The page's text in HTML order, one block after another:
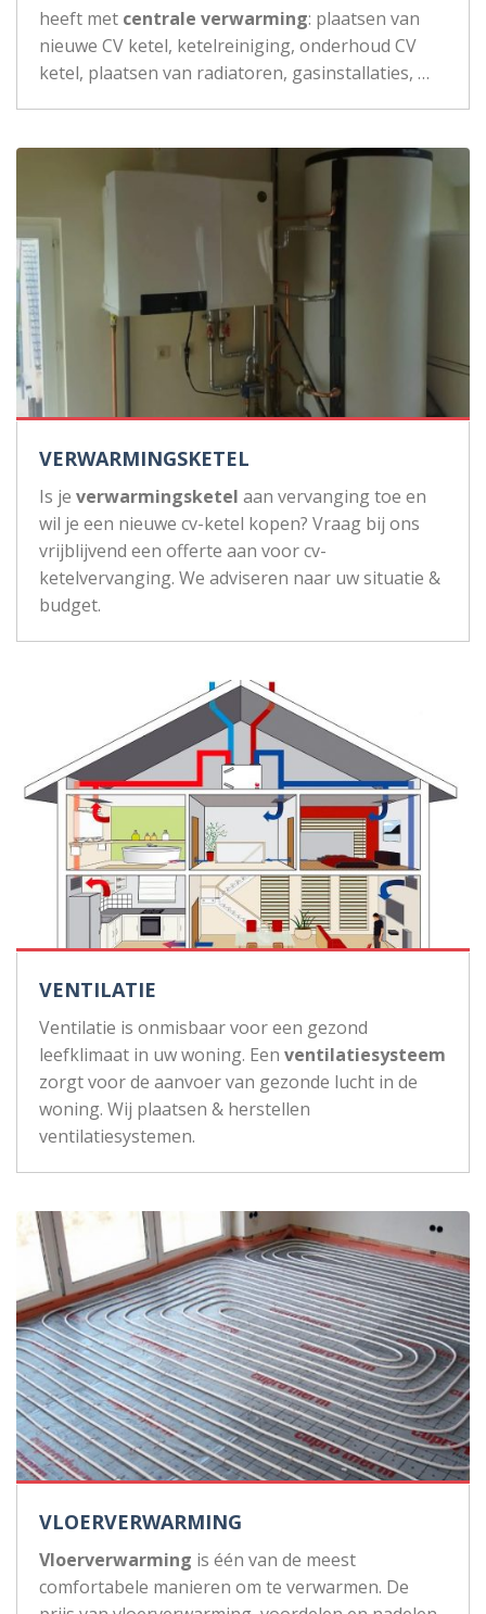
heeft met centrale verwarming: plaatsen van
nieuwe CV ketel, ketelreiniging, onderhoud CV
ketel, plaatsen van radiatoren, gasinstallaties, …
VERWARMINGSKETEL
Is je verwarmingsketel aan vervanging toe en
wil je een nieuwe cv-ketel kopen? Vraag bij ons
vrijblijvend een offerte aan voor cv-
ketelvervanging. We adviseren naar uw situatie &
budget.
VENTILATIE
Ventilatie is onmisbaar voor een gezond
leefklimaat in uw woning. Een ventilatiesysteem
zorgt voor de aanvoer van gezonde lucht in de
woning. Wij plaatsen & herstellen
ventilatiesystemen.
VLOERVERWARMING
Vloerverwarming is één van de meest
comfortabele manieren om te verwarmen. De